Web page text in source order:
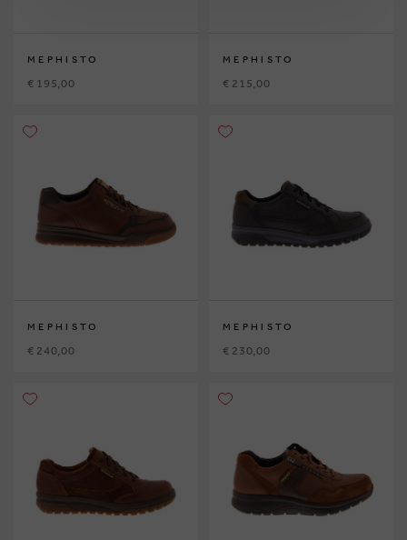
MEPHISTO
€ 195,00
MEPHISTO
€ 215,00
MEPHISTO
€ 240,00
MEPHISTO
€ 230,00